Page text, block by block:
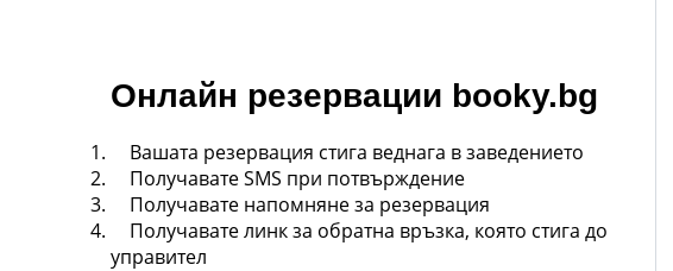
Онлайн резервации booky.bg
Вашата резервация стига веднага в заведението
Получавате SMS при потвърждение
Получавате напомняне за резервация
Получавате линк за обратна връзка, която стига до
управител